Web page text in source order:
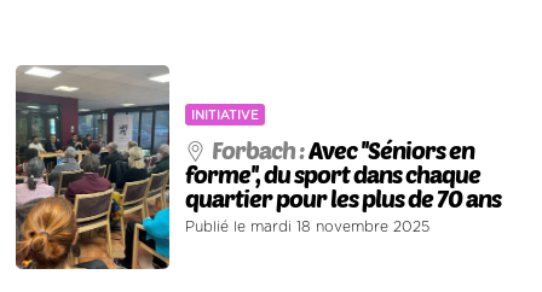
INITIATIVE
Forbach :Avec ''Séniors en
forme'', du sport dans chaque
quartier pour les plus de 70 ans
Publié le mardi 18 novembre 2025